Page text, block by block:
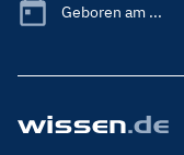
Geboren am ...